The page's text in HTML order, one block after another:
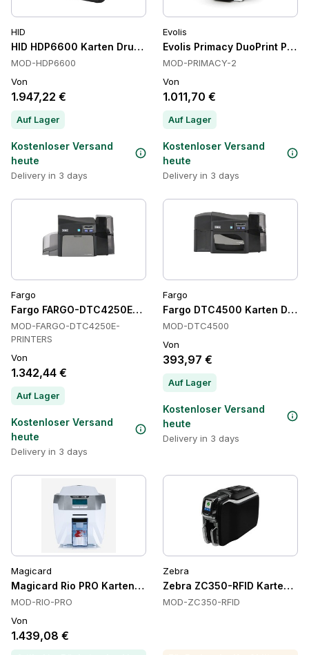
HID
HID HDP6600 Karten Drucker
MOD-HDP6600
Von
1.947,22 €
Auf Lager
Kostenloser Versand
heute
Delivery in 3 days
Evolis
Evolis Primacy DuoPrint Pro
MOD-PRIMACY-2
Von
1.011,70 €
Auf Lager
Kostenloser Versand
heute
Delivery in 3 days
Fargo
Fargo FARGO-DTC4250E-PRINTERS Karten Drucker
MOD-FARGO-DTC4250E-
PRINTERS
Von
1.342,44 €
Auf Lager
Kostenloser Versand
heute
Delivery in 3 days
Fargo
Fargo DTC4500 Karten
MOD-DTC4500
Von
393,97 €
Auf Lager
Kostenloser Versand
heute
Delivery in 3 days
Magicard
Magicard Rio PRO Kartendrucker, HoloKote,
MOD-RIO-PRO
Von
1.439,08 €
Zebra
Zebra ZC350-RFID
MOD-ZC350-RFID